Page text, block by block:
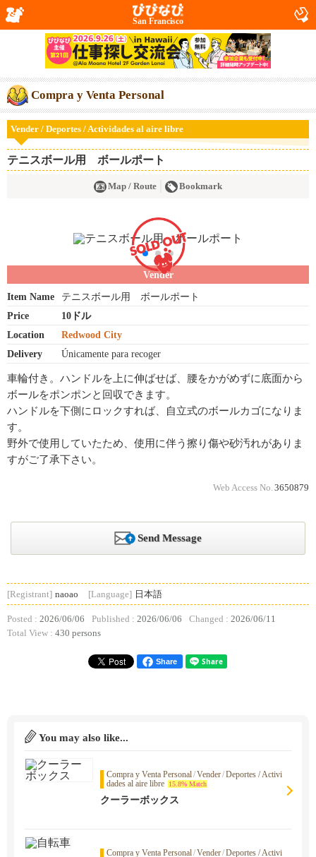
San Francisco
Compra y Venta Personal
Vender / Deportes / Actividades al aire libre
テニスボール用 ボールポート
Map / Route Bookmark
Vender
Item Name
テニスボール用 ボールポート
Price
10ドル
Location
Redwood City
Delivery
Únicamente para recoger
車輪付き。ハンドルを上に伸ばせば、腰をかがめずに底面から
ボールをポンポンと回収できます。
ハンドルを下側にロックすれば、自立式のボールカゴになりま
す。
野外で使用していたため、使用に伴う擦り傷や砂汚れがありま
すがご了承下さい。
Web Access No. 3650879
Send Message
[Registrant] naoao [Language] 日本語
Posted : 2026/06/06 Published : 2026/06/06 Changed : 2026/06/11
Total View : 430 persons
Share
You may also like...
Compra y Venta Personal/Vender/Deportes / Activi
dades al aire libre
15.8% Match
クーラーボックス
Compra y Venta Personal/Vender/Deportes / Activi